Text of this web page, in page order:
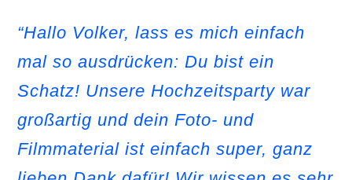
“Hallo Volker, lass es mich einfach
mal so ausdrücken: Du bist ein
Schatz! Unsere Hochzeitsparty war
großartig und dein Foto- und
Filmmaterial ist einfach super, ganz